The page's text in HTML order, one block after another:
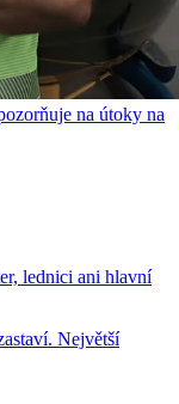
na útoky na
lednici ani hlavní
Největší